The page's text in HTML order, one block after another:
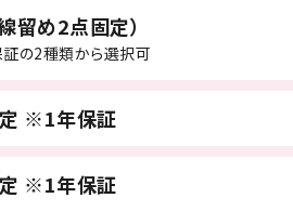
留め2点固定）
の2種類から選択可
※1年保証
※1年保証